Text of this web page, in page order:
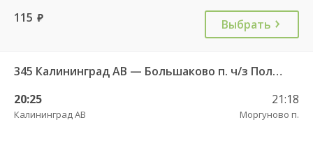
115 руб. Выбрать
345 Калининград АВ — Большаково п. ч/з Полесск г.
20:25
Калининград АВ
21:18
Моргуново п.